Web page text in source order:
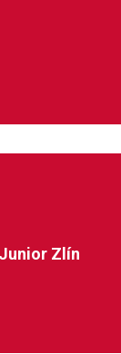
Zlín